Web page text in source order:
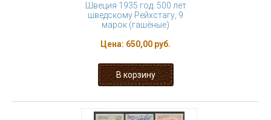
Швеция 1935 год. 500 лет
шведскому Рейхстагу, 9
марок (гашёные)
Цена: 650,00 руб.